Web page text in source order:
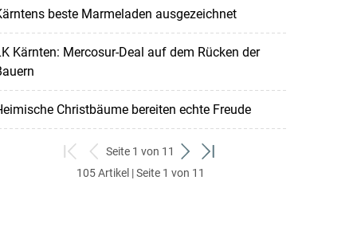
beste Marmeladen ausgezeichnet
Kärnten: Mercosur-Deal auf dem Rücken der
Christbäume bereiten echte Freude
zum
ersten
zurück
zum
Seite 1 von 11
weiter
zum
zum
105 Artikel | Seite 1 von 11